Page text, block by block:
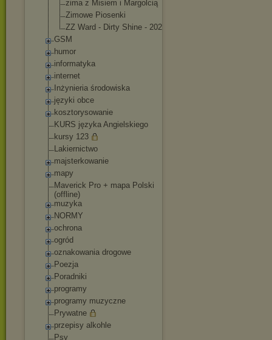
zima z Misiem i Margolcią
Zimowe Piosenki
ZZ Ward - Dirty Shine - 2023
GSM
humor
informatyka
internet
Inżynieria środowiska
języki obce
kosztorysowanie
KURS języka Angielskiego
kursy 123
Lakiernictwo
majsterkowanie
mapy
Maverick Pro + mapa Polski
(offline)
muzyka
NORMY
ochrona
ogród
oznakowania drogowe
Poezja
Poradniki
programy
programy muzyczne
Prywatne
przepisy alkohle
Psy